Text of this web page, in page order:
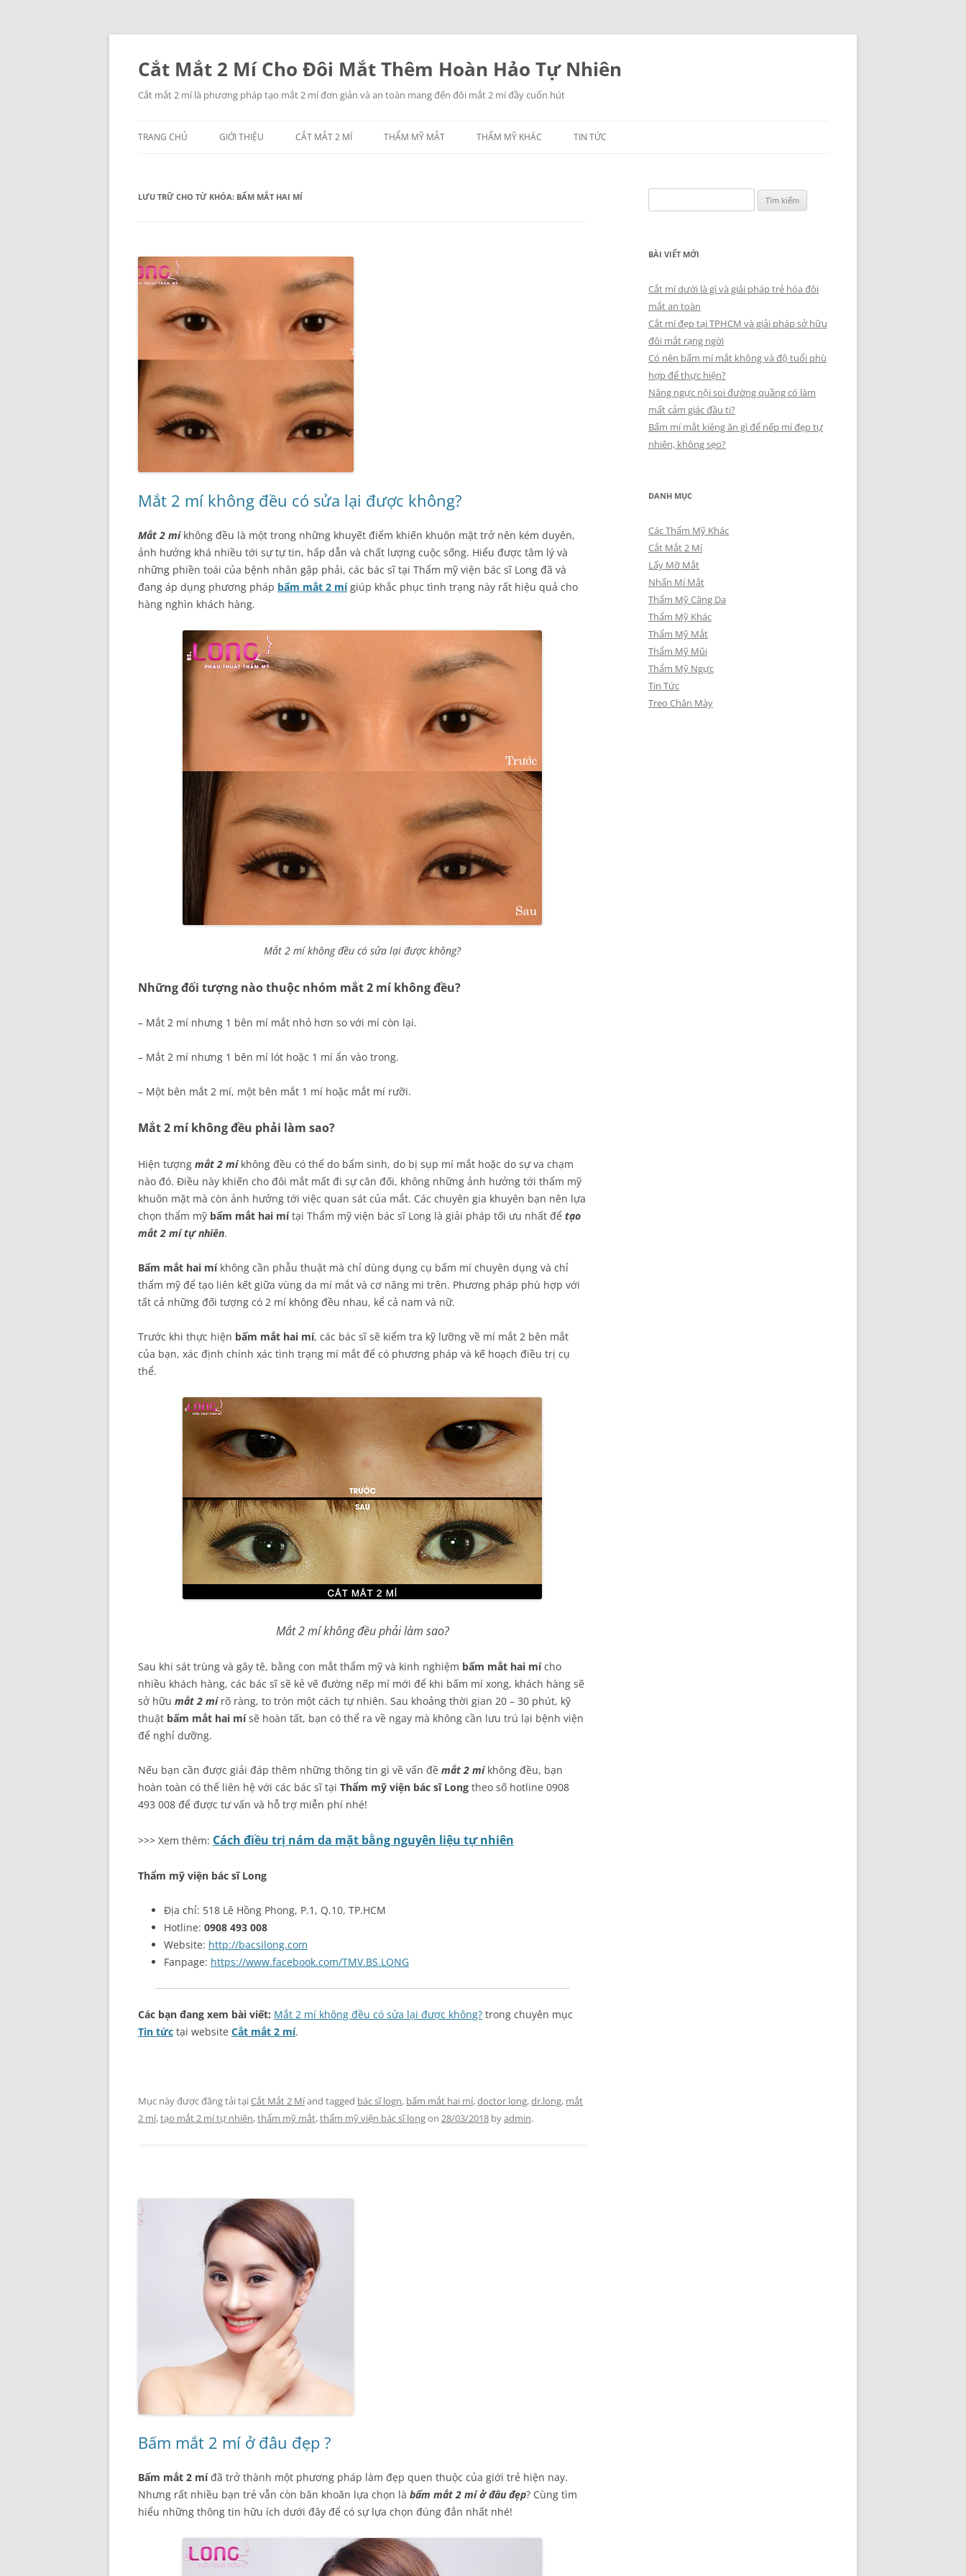
Chuyển
dung
Cắt Mắt 2 Mí Cho Đôi Mắt Thêm Hoàn Hảo Tự Nhiên
Cắt mắt 2 mí là phương pháp tạo mắt 2 mí đơn giản và an toàn mang đến đôi mắt 2 mí đầy cuốn hút
TRANG CHỦ GIỚI THIỆU CẮT MẮT 2 MÍ THẨM MỸ MẮT THẨM MỸ KHÁC TIN TỨC
LƯU TRỮ CHO TỪ KHÓA: BẤM MẮT HAI MÍ
Mắt 2 mí không đều có sửa lại được không?
Mắt 2 míkhông đều là một trong những khuyết điểm khiến khuôn mặt trở nên kém duyên,
ảnh hưởng khá nhiều tới sự tự tin, hấp dẫn và chất lượng cuộc sống. Hiểu được tâm lý và
những phiền toái của bệnh nhân gặp phải, các bác sĩ tại Thẩm mỹ viện bác sĩ Long đã và
đang áp dụng phương pháp bấm mắt 2 mí giúp khắc phục tình trạng này rất hiệu quả cho
hàng nghìn khách hàng.
Mắt 2 mí không đều có sửa lại được không?
Những đối tượng nào thuộc nhóm mắt 2 mí không đều?
– Mắt 2 mí nhưng 1 bên mí mắt nhỏ hơn so với mí còn lại.
– Mắt 2 mí nhưng 1 bên mí lót hoặc 1 mí ẩn vào trong.
– Một bên mắt 2 mí, một bên mắt 1 mí hoặc mắt mí rưỡi.
Mắt 2 mí không đều phải làm sao?
Hiện tượng mắt 2 míkhông đều có thể do bẩm sinh, do bị sụp mí mắt hoặc do sự va chạm
nào đó. Điều này khiến cho đôi mắt mất đi sự cân đối, không những ảnh hưởng tới thẩm mỹ
khuôn mặt mà còn ảnh hưởng tới việc quan sát của mắt. Các chuyên gia khuyên bạn nên lựa
chọn thẩm mỹ bấm mắt hai mítại Thẩm mỹ viện bác sĩ Long là giải pháp tối ưu nhất để tạo
mắt 2 mí tự nhiên.
Bấm mắt hai mí không cần phẫu thuật mà chỉ dùng dụng cụ bấm mí chuyên dụng và chỉ
thẩm mỹ để tạo liên kết giữa vùng da mí mắt và cơ nâng mi trên. Phương pháp phù hợp với
tất cả những đối tượng có 2 mí không đều nhau, kể cả nam và nữ.
Trước khi thực hiện bấm mắt hai mí, các bác sĩ sẽ kiểm tra kỹ lưỡng về mí mắt 2 bên mắt
của bạn, xác định chính xác tình trạng mí mắt để có phương pháp và kế hoạch điều trị cụ
thể.
Mắt 2 mí không đều phải làm sao?
Sau khi sát trùng và gây tê, bằng con mắt thẩm mỹ và kinh nghiệm bấm mắt hai mícho
nhiều khách hàng, các bác sĩ sẽ kẻ vẽ đường nếp mí mới để khi bấm mí xong, khách hàng sẽ
sở hữu mắt 2 mírõ ràng, to tròn một cách tự nhiên. Sau khoảng thời gian 20 – 30 phút, kỹ
thuật bấm mắt hai mísẽ hoàn tất, bạn có thể ra về ngay mà không cần lưu trú lại bệnh viện
để nghỉ dưỡng.
Nếu bạn cần được giải đáp thêm những thông tin gì về vấn đề mắt 2 míkhông đều, bạn
hoàn toàn có thể liên hệ với các bác sĩ tại Thẩm mỹ viện bác sĩ Long theo số hotline 0908
493 008 để được tư vấn và hỗ trợ miễn phí nhé!
>>> Xem thêm: Cách điều trị nám da mặt bằng nguyên liệu tự nhiên
Thẩm mỹ viện bác sĩ Long
Địa chỉ: 518 Lê Hồng Phong, P.1, Q.10, TP.HCM
Hotline: 0908 493 008
Website: http://bacsilong.com
Fanpage: https://www.facebook.com/TMV.BS.LONG
Các bạn đang xem bài viết: Mắt 2 mí không đều có sửa lại được không? trong chuyên mục
Tin tức tại website Cắt mắt 2 mí.
Mục này được đăng tải tạiCắt Mắt 2 Míand tagged bác sĩ logn, bấm mắt hai mí,doctor long,dr.long, mắt
2 mí,tạo mắt 2 mí tự nhiên,thẩm mỹ mắt,thẩm mỹ viện bác sĩ longon 28/03/2018 byadmin.
Bấm mắt 2 mí ở đâu đẹp ?
Bấm mắt 2 míđã trở thành một phương pháp làm đẹp quen thuộc của giới trẻ hiện nay.
Nhưng rất nhiều bạn trẻ vẫn còn băn khoăn lựa chọn là bấm mắt 2 mí ở đâu đẹp? Cùng tìm
hiểu những thông tin hữu ích dưới đây để có sự lựa chọn đúng đắn nhất nhé!
kiếm
BÀI VIẾT MỚI
Cắt mí dưới là gì và giải pháp trẻ hóa đôi
mắt an toàn
Cắt mí đẹp tại TPHCM và giải pháp sở hữu
đôi mắt rạng ngời
Có nên bấm mí mắt không và độ tuổi phù
hợp để thực hiện?
Nâng ngực nội soi đường quầng có làm
mất cảm giác đầu ti?
Bấm mí mắt kiêng ăn gì để nếp mí đẹp tự
nhiên, không sẹo?
DANH MỤC
Các Thẩm Mỹ Khác
Cắt Mắt 2 Mí
Lấy Mỡ Mắt
Nhấn Mí Mắt
Thẩm Mỹ Căng Da
Thẩm Mỹ Khác
Thẩm Mỹ Mắt
Thẩm Mỹ Mũi
Thẩm Mỹ Ngực
Tin Tức
Treo Chân Mày